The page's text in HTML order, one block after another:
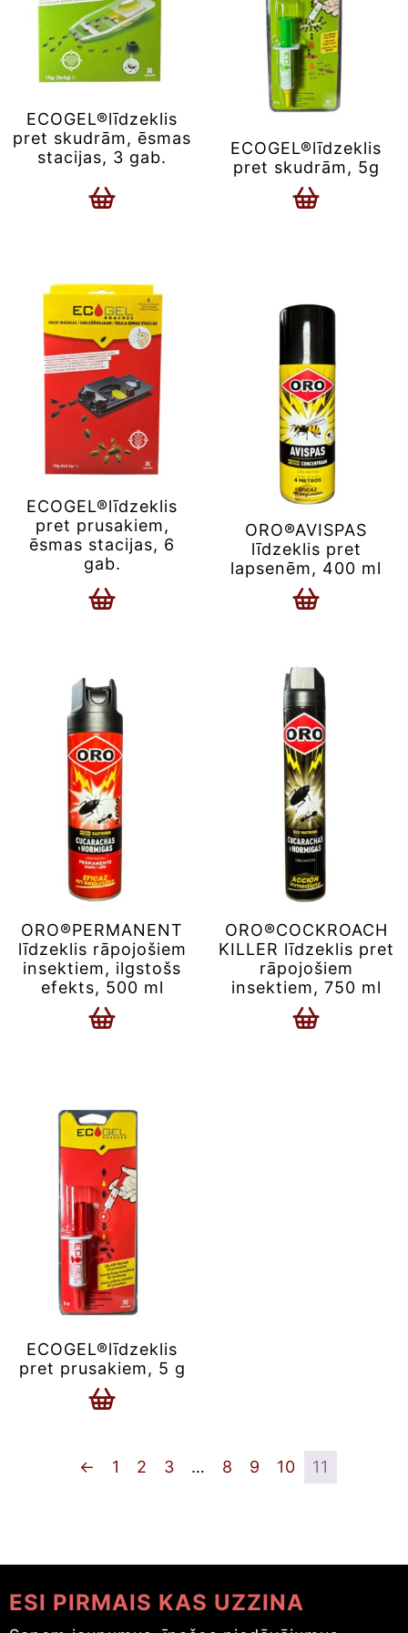
ECOGEL®līdzeklis
pret skudrām, ēsmas
stacijas, 3 gab.
ECOGEL®līdzeklis
pret skudrām, 5g
ECOGEL®līdzeklis
pret prusakiem,
ēsmas stacijas, 6
gab.
ORO®AVISPAS
līdzeklis pret
lapsenēm, 400 ml
ORO®PERMANENT
līdzeklis rāpojošiem
insektiem, ilgstošs
efekts, 500 ml
ORO®COCKROACH
KILLER līdzeklis pret
rāpojošiem
insektiem, 750 ml
ECOGEL®līdzeklis
pret prusakiem, 5 g
← 1 2 3 … 8 9 10 11
ESI PIRMAIS KAS UZZINA